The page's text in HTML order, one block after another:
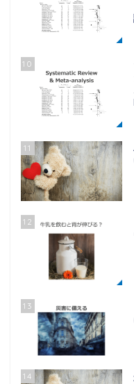
10
11
12
13
14